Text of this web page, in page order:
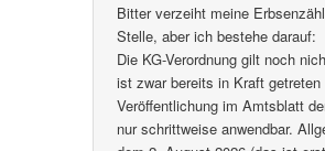
Bitter verzeiht meine
Stelle, aber ich bestehe darauf:
Die KG-Verordnung gilt noch
ist zwar bereits in Kraft getreten
Veröffentlichung im Amtsblatt
nur schrittweise anwendbar.